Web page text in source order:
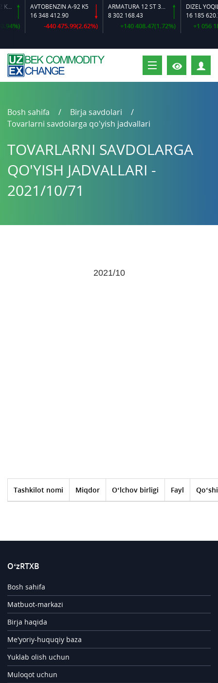
92 K2-L
AVTOBENZIN A-92 K5
16 348 412.90
-440 475.99(2.62%)
ARMATURA 12 ST 35 GS O‘LCHAMLI
8 302 168.43
+140 408.47(1.72%)
DIZEL
16 185 620.72
+1 056
Bosh sahifa
Birja savdolari
Tovarlarni savdolarga qo'yish jadvallari
TOVARLARNI SAVDOLARGA
QO'YISH JADVALLARI -
2021/10/71
2021/10
Tashkilot nomi Miqdor O‘lchov birligi Fayl
O‘zRTXB
Bosh sahifa
Matbuot-markazi
Birja haqida
Me'yoriy-huquqiy baza
Yuklab olish uchun
Muloqot uchun